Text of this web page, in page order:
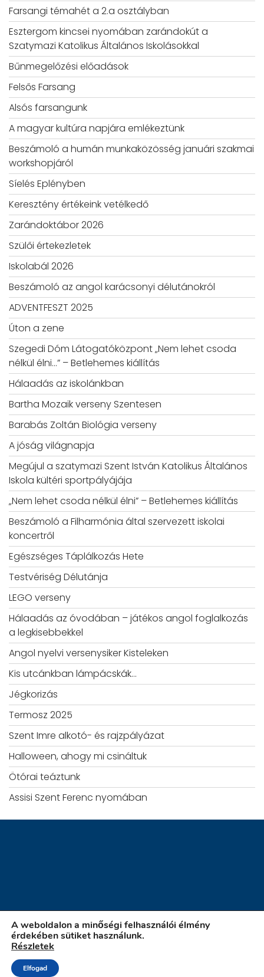
Farsangi témahét a 2.a osztályban
Esztergom kincsei nyomában zarándokút a
Szatymazi Katolikus Általános Iskolásokkal
Bűnmegelőzési előadások
Felsős Farsang
Alsós farsangunk
A magyar kultúra napjára emlékeztünk
Beszámoló a humán munkaközösség januári szakmai
workshopjáról
Síelés Eplényben
Keresztény értékeink vetélkedő
Zarándoktábor 2026
Szülői értekezletek
Iskolabál 2026
Beszámoló az angol karácsonyi délutánokról
ADVENTFESZT 2025
Úton a zene
Szegedi Dóm Látogatóközpont „Nem lehet csoda
nélkül élni…” – Betlehemes kiállítás
Hálaadás az iskolánkban
Bartha Mozaik verseny Szentesen
Barabás Zoltán Biológia verseny
A jóság világnapja
Megújul a szatymazi Szent István Katolikus Általános
Iskola kültéri sportpályájája
„Nem lehet csoda nélkül élni” – Betlehemes kiállítás
Beszámoló a Filharmónia által szervezett iskolai
koncertről
Egészséges Táplálkozás Hete
Testvériség Délutánja
LEGO verseny
Hálaadás az óvodában – játékos angol foglalkozás
a legkisebbekkel
Angol nyelvi versenysiker Kisteleken
Kis utcánkban lámpácskák…
Jégkorizás
Termosz 2025
Szent Imre alkotó- és rajzpályázat
Halloween, ahogy mi csináltuk
Ötórai teáztunk
Assisi Szent Ferenc nyomában
A weboldalon a minőségi felhasználói élmény
érdekében sütiket használunk.
Részletek
Elfogad